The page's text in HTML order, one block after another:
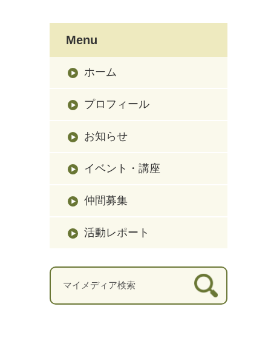
Menu
ホーム
プロフィール
お知らせ
イベント・講座
仲間募集
活動レポート